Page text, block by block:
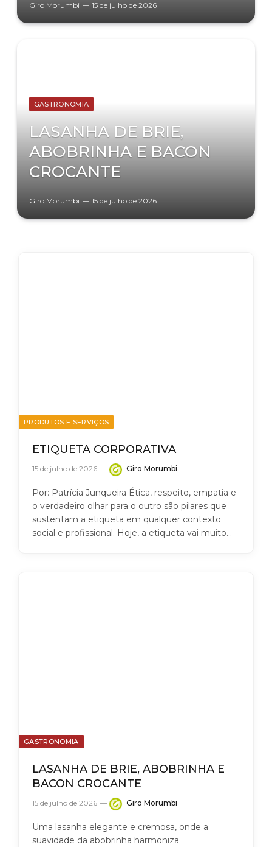
Giro Morumbi 15 de julho de 2026
GASTRONOMIA
LASANHA DE BRIE,
ABOBRINHA E BACON
CROCANTE
Giro Morumbi 15 de julho de 2026
PRODUTOS E SERVIÇOS
ETIQUETA CORPORATIVA
15 de julho de 2026 Giro Morumbi
Por: Patrícia Junqueira Ética, respeito, empatia e
o verdadeiro olhar para o outro são pilares que
sustentam a etiqueta em qualquer contexto
social e profissional. Hoje, a etiqueta vai muito…
GASTRONOMIA
LASANHA DE BRIE, ABOBRINHA E
BACON CROCANTE
15 de julho de 2026 Giro Morumbi
Uma lasanha elegante e cremosa, onde a
suavidade da abobrinha harmoniza